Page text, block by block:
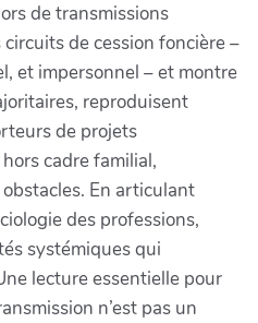
de transmissions
de cession foncière –
et impersonnel – et montre
reproduisent
de projets
cadre familial,
En articulant
des professions,
systémiques qui
lecture essentielle pour
n’est pas un